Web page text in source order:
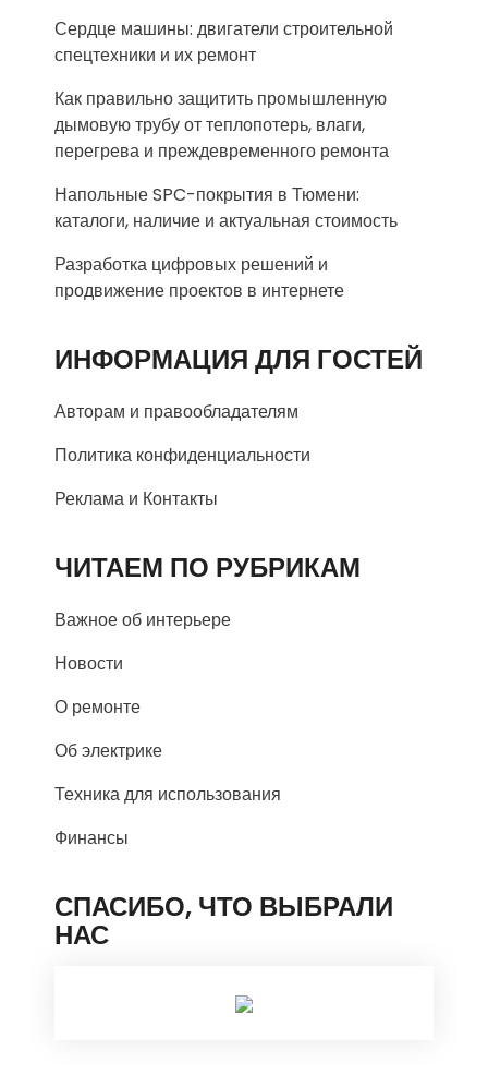
Сердце машины: двигатели строительной
спецтехники и их ремонт
Как правильно защитить промышленную
дымовую трубу от теплопотерь, влаги,
перегрева и преждевременного ремонта
Напольные SPC-покрытия в Тюмени:
каталоги, наличие и актуальная стоимость
Разработка цифровых решений и
продвижение проектов в интернете
ИНФОРМАЦИЯ ДЛЯ ГОСТЕЙ
Авторам и правообладателям
Политика конфиденциальности
Реклама и Контакты
ЧИТАЕМ ПО РУБРИКАМ
Важное об интерьере
Новости
О ремонте
Об электрике
Техника для использования
Финансы
СПАСИБО, ЧТО ВЫБРАЛИ
НАС